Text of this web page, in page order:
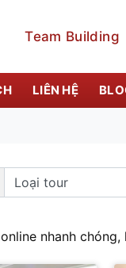
Team Building
LIÊN HỆ
nhanh chóng,